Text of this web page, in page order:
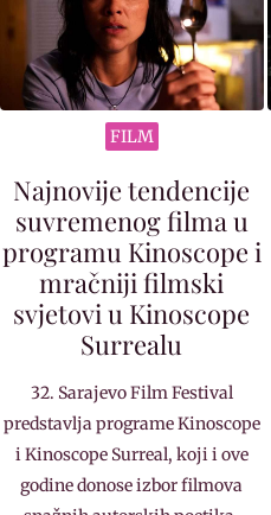
FILM
Najnovije tendencije
suvremenog filma u
programu Kinoscope i
mračniji filmski
svjetovi u Kinoscope
Surrealu
32. Sarajevo Film Festival
predstavlja programe Kinoscope
i Kinoscope Surreal, koji i ove
godine donose izbor filmova